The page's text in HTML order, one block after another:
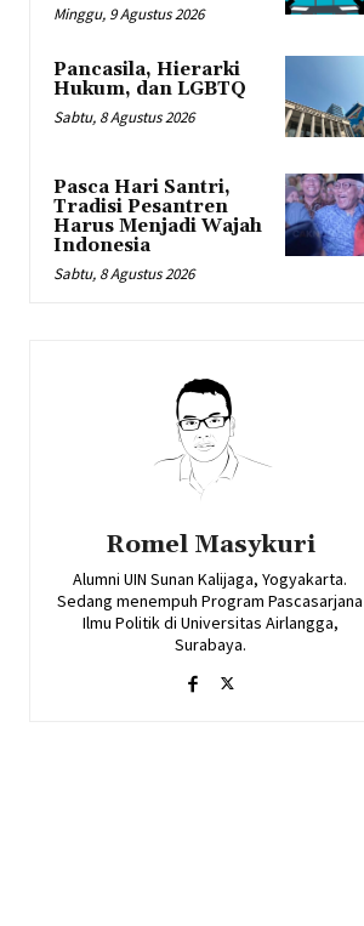
Minggu, 9 Agustus 2026
Pancasila, Hierarki
Hukum, dan LGBTQ
Sabtu, 8 Agustus 2026
Pasca Hari Santri,
Tradisi Pesantren
Harus Menjadi Wajah
Indonesia
Sabtu, 8 Agustus 2026
Romel Masykuri
Alumni UIN Sunan Kalijaga, Yogyakarta.
Sedang menempuh Program Pascasarjana
Ilmu Politik di Universitas Airlangga,
Surabaya.